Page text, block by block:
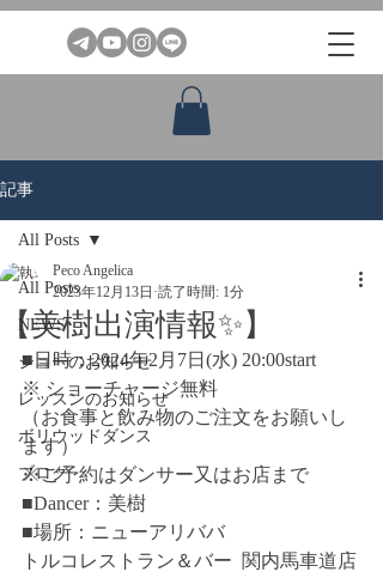
記事
All Posts
NEWS
ショーのお知らせ
レッスンのお知らせ
ボリウッドダンス
ブログ
All Posts
【美樹出演情報✨】
Peco Angelica
2023年12月13日 読了時間: 1分
■日時：2024年2月7日(水) 20:00start
※ ショーチャージ無料
（お食事と飲み物のご注文をお願いし
ます）
※ご予約はダンサー又はお店まで
■Dancer：美樹
■場所：ニューアリババ
トルコレストラン＆バー  関内馬車道店